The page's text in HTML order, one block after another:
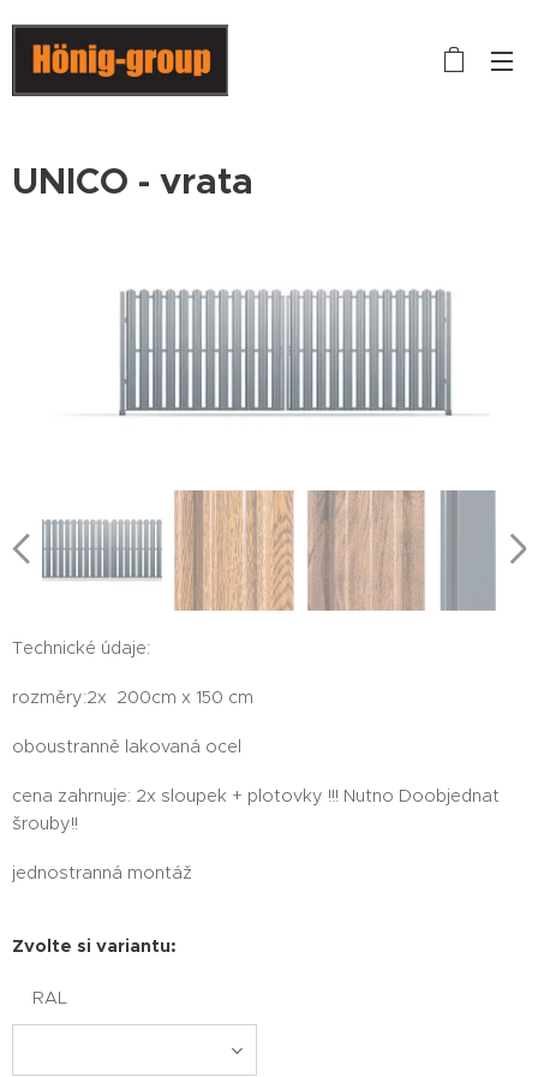
UNICO - vrata
Technické údaje:
rozměry:2x 200cm x 150 cm
oboustranně lakovaná ocel
cena zahrnuje: 2x sloupek + plotovky !!! Nutno Doobjednat
šrouby!!
jednostranná montáž
Zvolte si variantu:
RAL